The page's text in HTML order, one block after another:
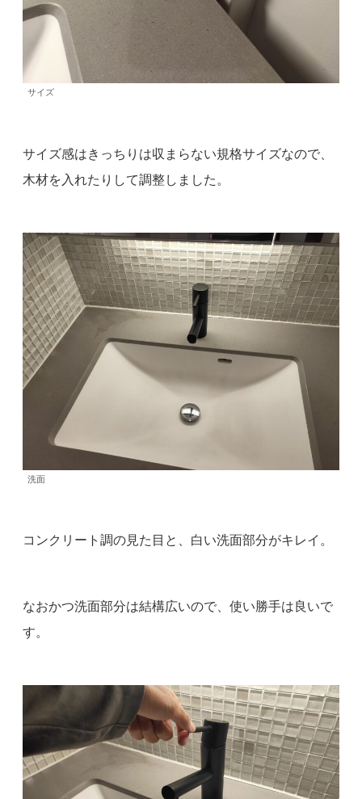
サイズ
サイズ感はきっちりは収まらない規格サイズなので、
木材を入れたりして調整しました。
洗面
コンクリート調の見た目と、白い洗面部分がキレイ。
なおかつ洗面部分は結構広いので、使い勝手は良いで
す。